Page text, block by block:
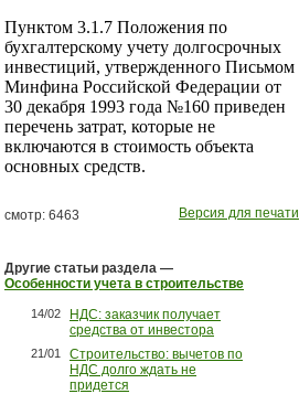
Пунктом 3.1.7 Положения по
бухгалтерскому учету долгосрочных
инвестиций, утвержденного Письмом
Минфина Российской Федерации от
30 декабря 1993 года №160 приведен
перечень затрат, которые не
включаются в стоимость объекта
основных средств.
смотр: 6463 Версия для печати
Другие статьи раздела —
Особенности учета в строительстве
14/02
НДС: заказчик получает
средства от инвестора
21/01
Строительство: вычетов по
НДС долго ждать не
придется